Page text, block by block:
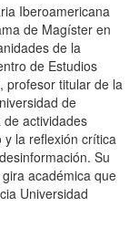
Iberoamericana
de Magíster en
de la
de Estudios
profesor titular de la
de
actividades
la reflexión crítica
Su
académica que
Universidad